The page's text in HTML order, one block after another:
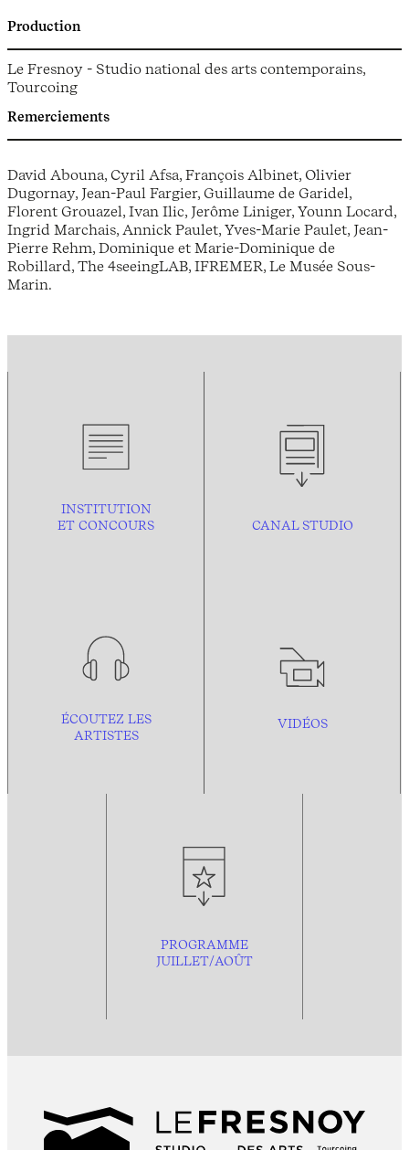
Production
Le Fresnoy - Studio national des arts contemporains,
Tourcoing
Remerciements
David Abouna, Cyril Afsa, François Albinet, Olivier
Dugornay, Jean-Paul Fargier, Guillaume de Garidel,
Florent Grouazel, Ivan Ilic, Jerôme Liniger, Younn Locard,
Ingrid Marchais, Annick Paulet, Yves-Marie Paulet, Jean-
Pierre Rehm, Dominique et Marie-Dominique de
Robillard, The 4seeingLAB, IFREMER, Le Musée Sous-
Marin.
INSTITUTION
ET CONCOURS
CANAL STUDIO
ÉCOUTEZ LES
ARTISTES
VIDÉOS
PROGRAMME
JUILLET/AOÛT